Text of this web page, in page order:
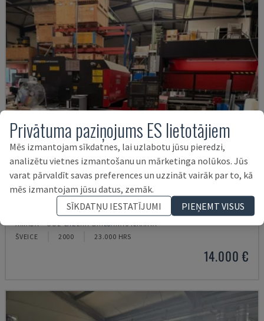
AMADA - CO2 LĀZERA GRIEŠANAS IEKĀRTA
ŠVEICE 2000 23.000 HRS
14.000 €
Privātuma paziņojums ES lietotājiem
Mēs izmantojam sīkdatnes, lai uzlabotu jūsu pieredzi,
analizētu vietnes izmantošanu un mārketinga nolūkos. Jūs
varat pārvaldīt savas preferences un uzzināt vairāk par to, kā
mēs izmantojam jūsu datus, zemāk.
SĪKDATŅU IESTATĪJUMI
PIEŅEMT VISUS